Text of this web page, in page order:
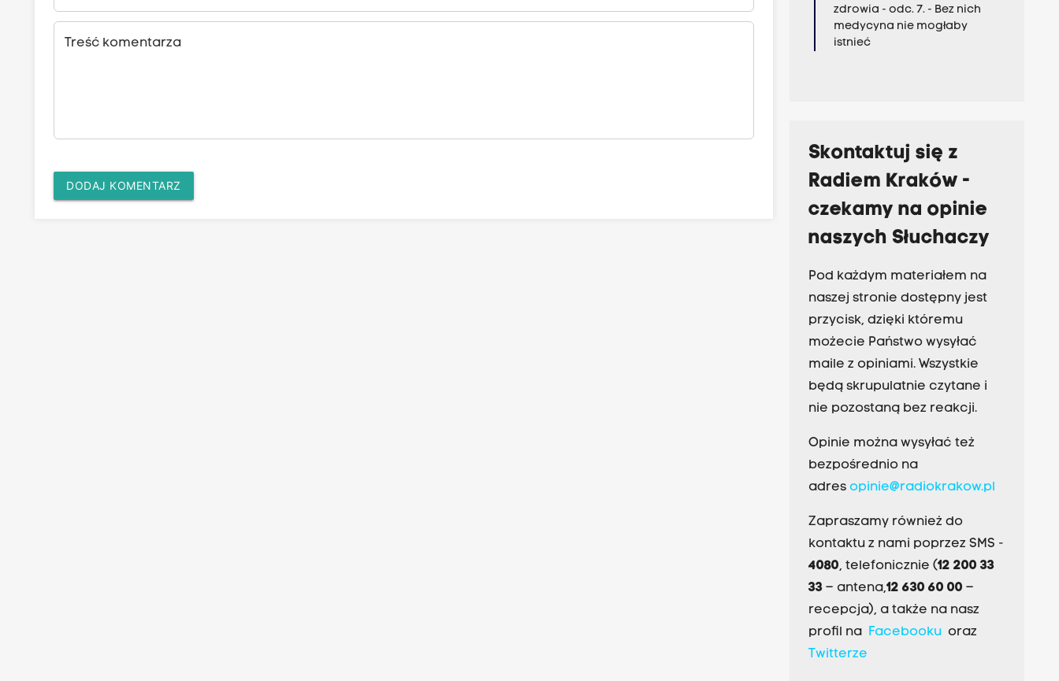
Treść komentarza
DODAJ KOMENTARZ
zdrowia - odc. 7. - Bez nich
medycyna nie mogłaby
istnieć
Skontaktuj się z
Radiem Kraków -
czekamy na opinie
naszych Słuchaczy
Pod każdym materiałem na
naszej stronie dostępny jest
przycisk, dzięki któremu
możecie Państwo wysyłać
maile z opiniami. Wszystkie
będą skrupulatnie czytane i
nie pozostaną bez reakcji.
Opinie można wysyłać też
bezpośrednio na
adres opinie@radiokrakow.pl
Zapraszamy również do
kontaktu z nami poprzez SMS -
4080, telefonicznie (12 200 33
33– antena,12 630 60 00 –
recepcja), a także na nasz
profil na Facebookuoraz
Twitterze